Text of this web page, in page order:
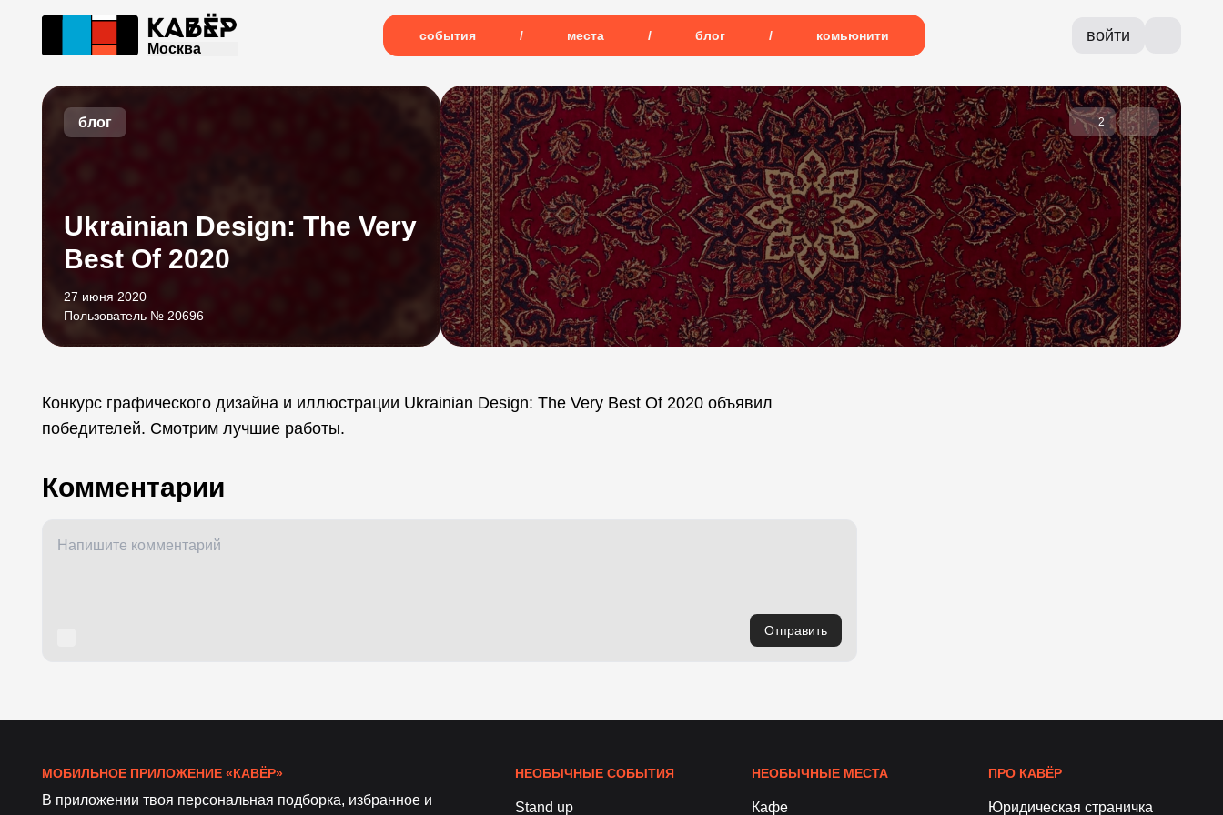
Москва
события / места / блог / комьюнити войти
блог
Ukrainian Design: The Very
Best Of 2020
27 июня 2020
Пользователь № 20696
2
Конкурс графического дизайна и иллюстрации Ukrainian Design: The Very Best Of 2020 объявил
победителей. Смотрим лучшие работы.
Комментарии
Отправить
МОБИЛЬНОЕ ПРИЛОЖЕНИЕ «КАВЁР»
В приложении твоя персональная подборка, избранное и
НЕОБЫЧНЫЕ СОБЫТИЯ
Stand up
НЕОБЫЧНЫЕ МЕСТА
Кафе
ПРО КАВЁР
Юридическая страничка